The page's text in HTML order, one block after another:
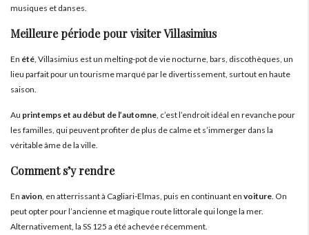
musiques et danses.
Meilleure période pour visiter Villasimius
En été, Villasimius est un melting-pot de vie nocturne, bars, discothèques, un
lieu parfait pour un tourisme marqué par le divertissement, surtout en haute
saison.
Au printemps et au début de l’automne, c’est l’endroit idéal en revanche pour
les familles, qui peuvent profiter de plus de calme et s’immerger dans la
véritable âme de la ville.
Comment s’y rendre
En avion, en atterrissant à Cagliari-Elmas, puis en continuant en voiture. On
peut opter pour l’ancienne et magique route littorale qui longe la mer.
Alternativement, la SS 125 a été achevée récemment.